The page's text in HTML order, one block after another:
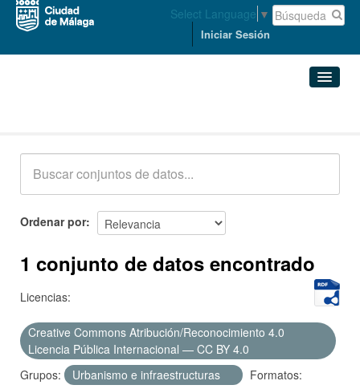
Select Language ▼
Iniciar Sesión
Acerca de
Ordenar por
1 conjunto de datos encontrado
Licencias:
Creative Commons Atribución/Reconocimiento 4.0
Licencia Pública Internacional — CC BY 4.0
Grupos:
Urbanismo e infraestructuras
Formatos: